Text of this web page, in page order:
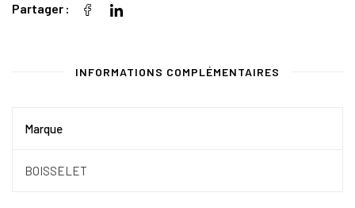
Partager
INFORMATIONS COMPLÉMENTAIRES
Marque
BOISSELET